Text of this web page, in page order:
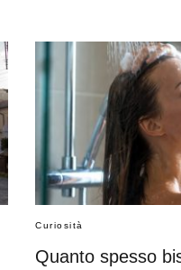
Curiosità
Quanto spesso